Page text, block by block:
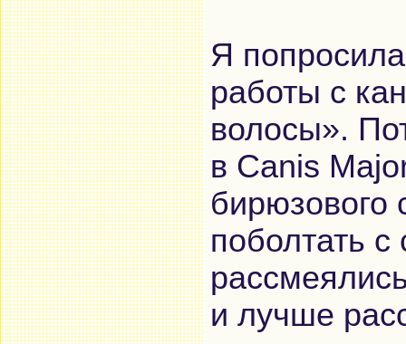
Я
работы с
волосы».
в Canis
бирюзового
поболтать
и лучше